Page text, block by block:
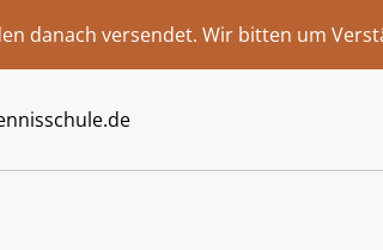
danach versendet. Wir bitten um